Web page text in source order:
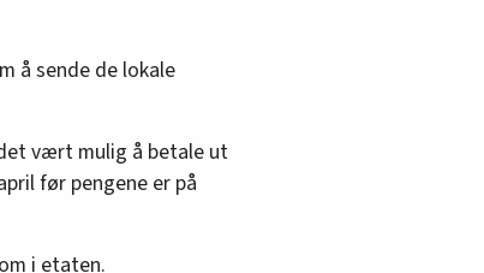
å sende de lokale
vært mulig å betale ut
før pengene er på
i etaten.